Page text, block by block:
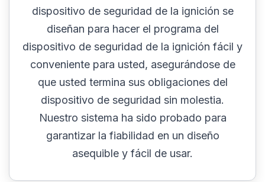
dispositivo de seguridad de la ignición se
diseñan para hacer el programa del
dispositivo de seguridad de la ignición fácil y
conveniente para usted, asegurándose de
que usted termina sus obligaciones del
dispositivo de seguridad sin molestia.
Nuestro sistema ha sido probado para
garantizar la fiabilidad en un diseño
asequible y fácil de usar.